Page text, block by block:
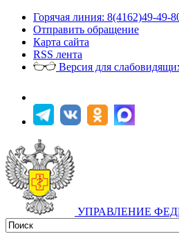
Горячая линия: 8(4162)49-49-
Отправить обращение
Карта сайта
RSS лента
Версия для
УПРАВЛЕНИЕ